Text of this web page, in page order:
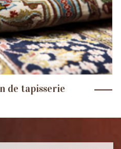
de tapisserie